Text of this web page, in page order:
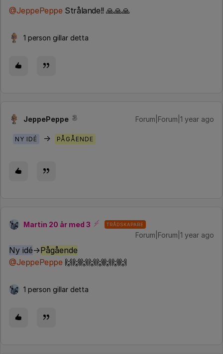
@JeppePeppeStrålande!! 🙏🙏🙏
1 person gillar detta
JeppePeppe Forum|Forum|1 year ago
NY IDÉ → PÅGÅENDE
Martin 20 år med 3 TRÅDSKAPARE
Forum|Forum|1 year ago
Ny idé→Pågående
@JeppePeppe🙌🙌🙌🙌🙌🙌🙌🙌
1 person gillar detta